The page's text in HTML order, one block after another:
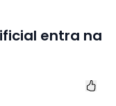
entra na